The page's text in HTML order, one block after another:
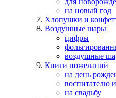
на новый год
Хлопушки и
Воздушные шары
цифры
воздушные
Книги пожеланий
на день
воспитателю
на свадьбу